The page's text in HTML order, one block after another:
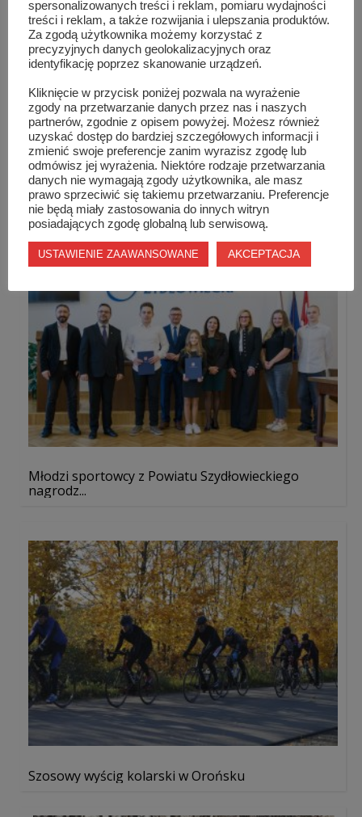
Nasi biegacze w czołówce biegu „Tropem Wilcz...
Młodzi sportowcy z Powiatu Szydłowieckiego
nagrodz...
Szosowy wyścig kolarski w Orońsku
spersonalizowanych treści i reklam, pomiaru wydajności
treści i reklam, a także rozwijania i ulepszania produktów.
Za zgodą użytkownika możemy korzystać z
precyzyjnych danych geolokalizacyjnych oraz
identyfikację poprzez skanowanie urządzeń.
Kliknięcie w przycisk poniżej pozwala na wyrażenie
zgody na przetwarzanie danych przez nas i naszych
partnerów, zgodnie z opisem powyżej. Możesz również
uzyskać dostęp do bardziej szczegółowych informacji i
zmienić swoje preferencje zanim wyrazisz zgodę lub
odmówisz jej wyrażenia. Niektóre rodzaje przetwarzania
danych nie wymagają zgody użytkownika, ale masz
prawo sprzeciwić się takiemu przetwarzaniu. Preferencje
nie będą miały zastosowania do innych witryn
posiadających zgodę globalną lub serwisową.
USTAWIENIE ZAAWANSOWANE AKCEPTACJA